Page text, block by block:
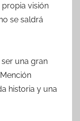
visión
se saldrá
una gran
historia y una